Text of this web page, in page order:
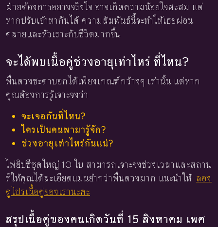
ฝ่ายต้องการอย่างจริงใจ อาจเกิดความน้อยใจสะสม แต่
หากปรับเข้าหากันได้ ความสัมพันธ์นี้จะทำให้เธอผ่อน
คลายและหัวเราะกับชีวิตมากขึ้น
จะได้พบเนื้อคู่ช่วงอายุเท่าไหร่ ที่ไหน?
พื้นดวงชะตาบอกได้เพียงเกณฑ์กว้างๆ เท่านั้น แต่หาก
คุณต้องการรู้เจาะจงว่า
จะเจอกันที่ไหน?
ใครเป็นคนพามารู้จัก?
ช่วงอายุเท่าไหร่กันแน่?
ไพ่ยิปซีชุดใหญ่ 10 ใบ สามารถเจาะจงช่วงเวลาและสถาน
ที่ให้คุณได้ละเอียดแม่นยำกว่าพื้นดวงมาก แนะนำให้ ลอง
ดูโปรเนื้อคู่ของเรานะคะ
สรุปเนื้อคู่ของคนเกิดวันที่ 15 สิงหาคม เพศ